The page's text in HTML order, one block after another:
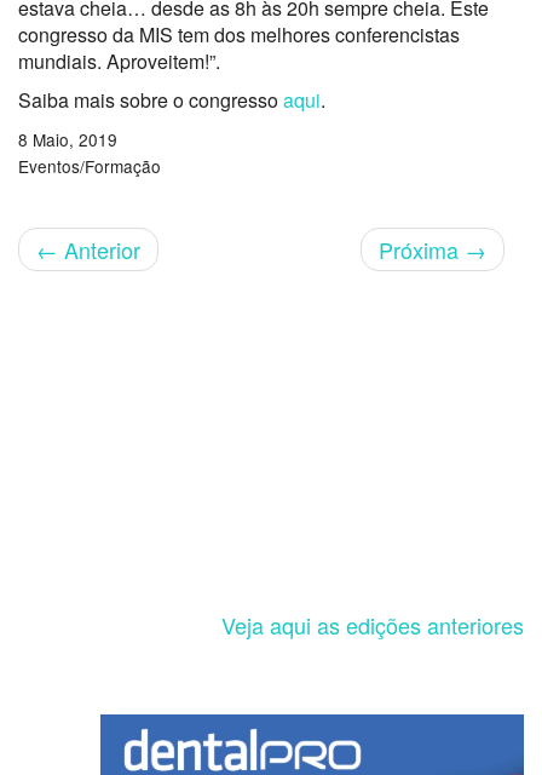
estava cheia… desde as 8h às 20h sempre cheia. Este
congresso da MIS tem dos melhores conferencistas
mundiais. Aproveitem!”.
Saiba mais sobre o congressoaqui.
8 Maio, 2019
Eventos/Formação
← Anterior Próxima →
Veja aqui as edições anteriores